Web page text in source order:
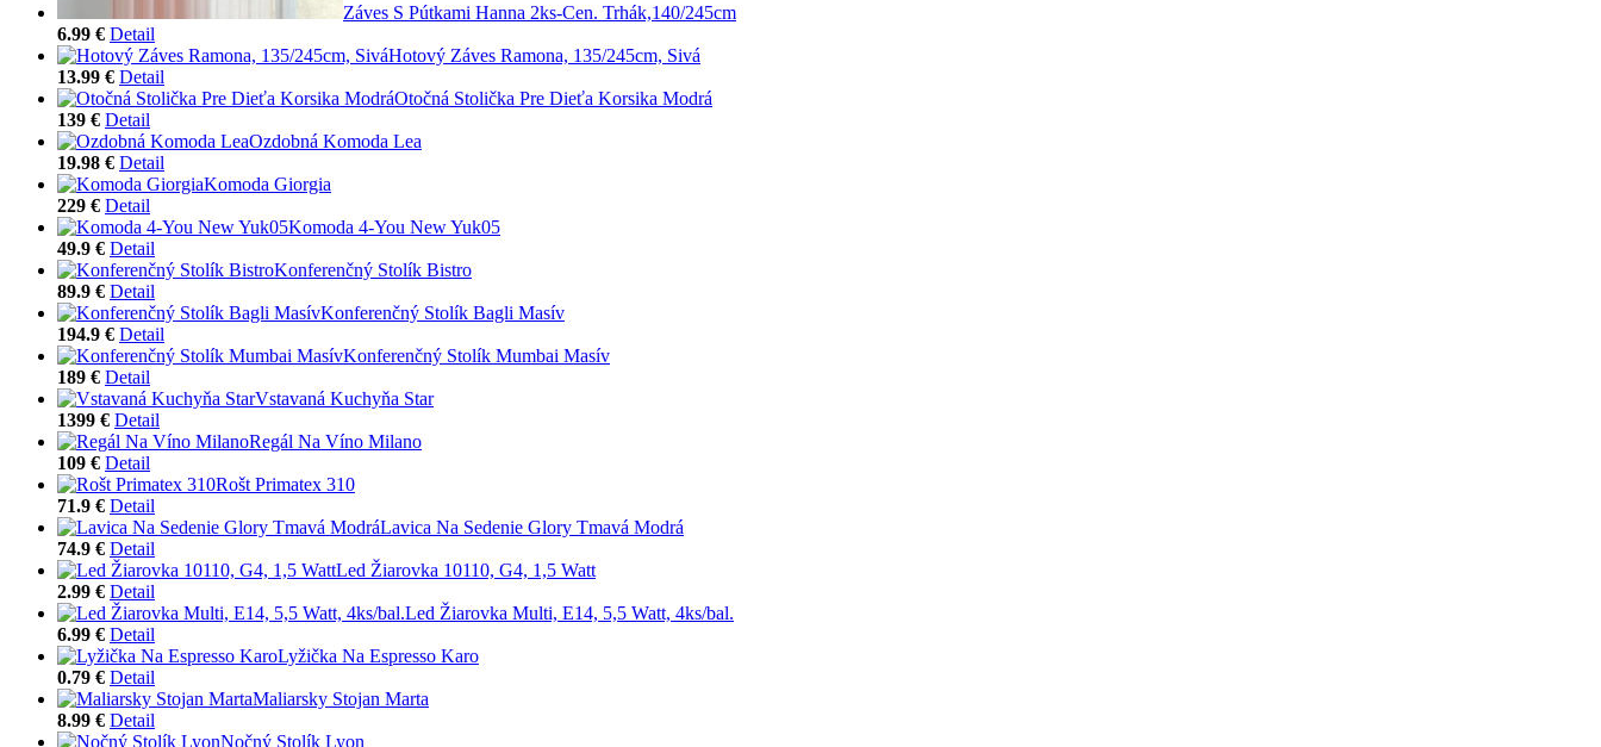
Záves S Pútkami Hanna 2ks-Cen. Trhák,140/245cm
6.99 € Detail
Hotový Záves Ramona, 135/245cm, Sivá
13.99 € Detail
Otočná Stolička Pre Dieťa Korsika Modrá
139 € Detail
Ozdobná Komoda Lea
19.98 € Detail
Komoda Giorgia
229 € Detail
Komoda 4-You New Yuk05
49.9 € Detail
Konferenčný Stolík Bistro
89.9 € Detail
Konferenčný Stolík Bagli Masív
194.9 € Detail
Konferenčný Stolík Mumbai Masív
189 € Detail
Vstavaná Kuchyňa Star
1399 € Detail
Regál Na Víno Milano
109 € Detail
Rošt Primatex 310
71.9 € Detail
Lavica Na Sedenie Glory Tmavá Modrá
74.9 € Detail
Led Žiarovka 10110, G4, 1,5 Watt
2.99 € Detail
Led Žiarovka Multi, E14, 5,5 Watt, 4ks/bal.
6.99 € Detail
Lyžička Na Espresso Karo
0.79 € Detail
Maliarsky Stojan Marta
8.99 € Detail
Nočný Stolík Lyon